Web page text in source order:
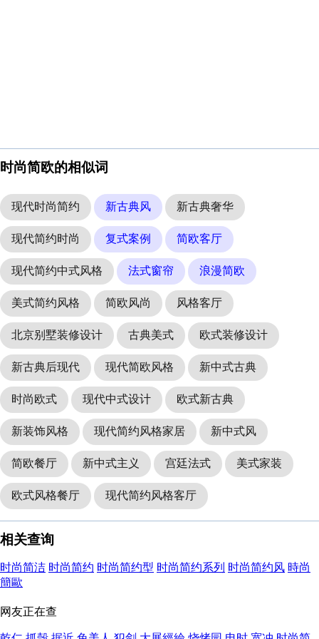
时尚简欧的相似词
现代时尚简约 新古典风 新古典奢华
现代简约时尚 复式案例 简欧客厅
现代简约中式风格 法式窗帘 浪漫简欧
美式简约风格 简欧风尚 风格客厅
北京别墅装修设计 古典美式 欧式装修设计
新古典后现代 现代简欧风格 新中式古典
时尚欧式 现代中式设计 欧式新古典
新装饰风格 现代简约风格家居 新中式风
简欧餐厅 新中式主义 宫廷法式 美式家装
欧式风格餐厅 现代简约风格客厅
相关查询
时尚简洁 时尚简约 时尚简约型 时尚简约系列 时尚简约风 時尚
簡歐
网友正在查